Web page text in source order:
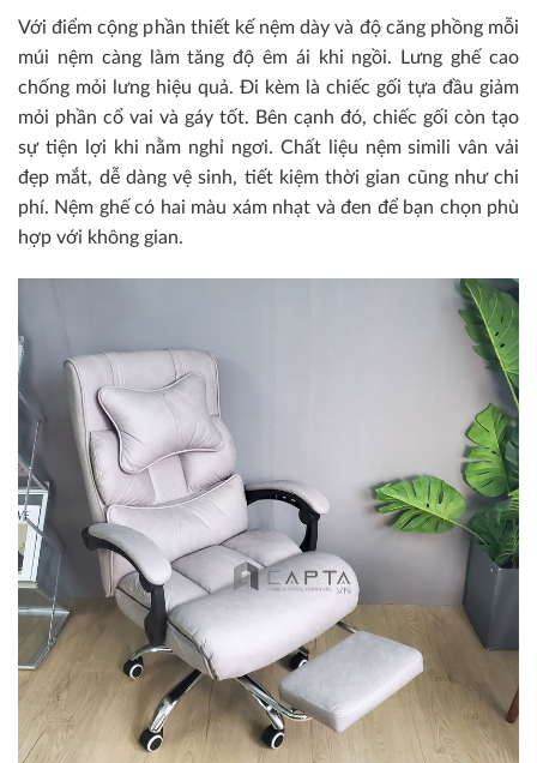
Với điểm cộng phần thiết kế nệm dày và độ căng phồng mỗi
múi nệm càng làm tăng độ êm ái khi ngồi. Lưng ghế cao
chống mỏi lưng hiệu quả. Đi kèm là chiếc gối tựa đầu giảm
mỏi phần cổ vai và gáy tốt. Bên cạnh đó, chiếc gối còn tạo
sự tiện lợi khi nằm nghỉ ngơi. Chất liệu nệm simili vân vải
đẹp mắt, dễ dàng vệ sinh, tiết kiệm thời gian cũng như chi
phí. Nệm ghế có hai màu xám nhạt và đen để bạn chọn phù
hợp với không gian.